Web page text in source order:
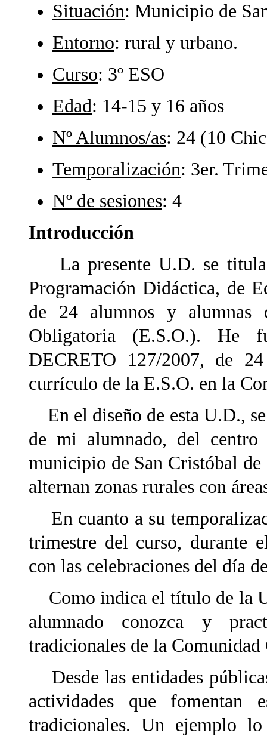
Situación: Municipio de
Entorno: rural y urbano.
Curso: 3º ESO
Edad: 14-15 y 16 años
Nº Alumnos/as: 24 (10
Temporalización: 3er.
Nº de sesiones: 4
Introducción
La presente U.D. se
Programación Didáctica, de
de 24 alumnos y alumnas
Obligatoria (E.S.O.). He
DECRETO 127/2007, de
currículo de la E.S.O. en la
En el diseño de esta U.D.,
de mi alumnado, del
municipio de San Cristóbal
alternan zonas rurales con
En cuanto a su
trimestre del curso, durante
con las celebraciones del día
Como indica el título de la
alumnado conozca y
tradicionales de la Comunidad
Desde las entidades
actividades que fomentan
tradicionales. Un ejemplo